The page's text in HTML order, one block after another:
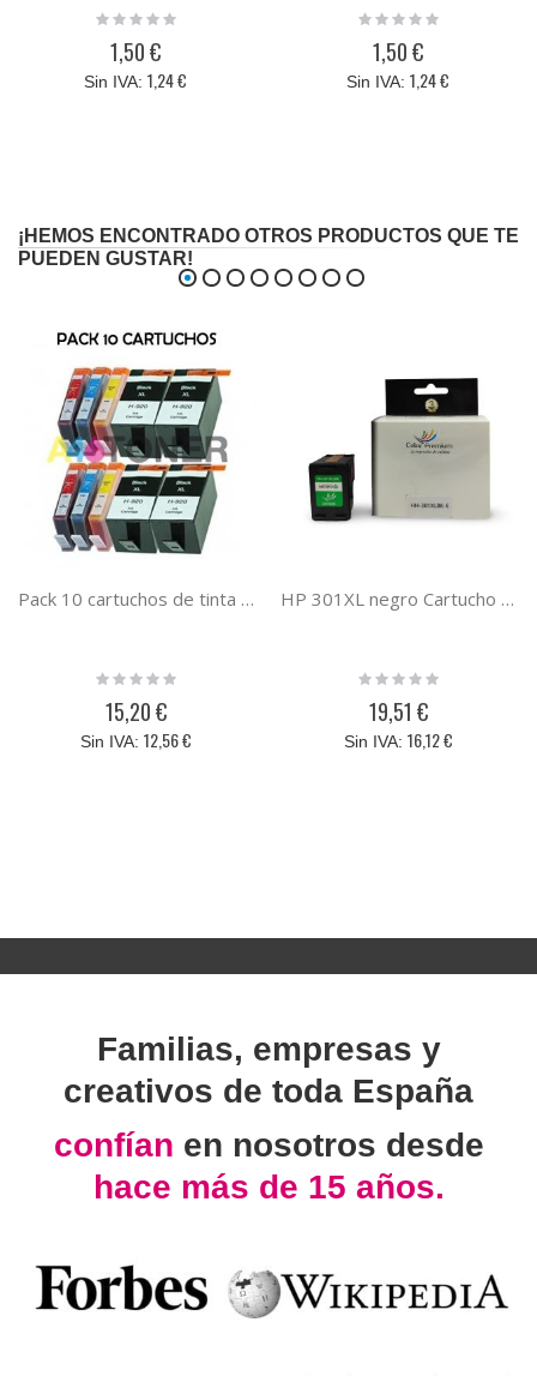
original HP 88XL ( C9388AE )
amarillo
Rating:
1,50 €
1,24 €
original HP 88XL ( C9387AE )
magenta
Rating:
1,50 €
1,24 €
¡HEMOS ENCONTRADO OTROS PRODUCTOS QUE TE
PUEDEN GUSTAR!
Pack 10 cartuchos de tinta HP 920XL compatibles
Rating:
15,20 €
12,56 €
HP 301XL negro Cartucho de tinta compatible con el cartucho original hp CH561EE / CH563EE
Rating:
19,51 €
16,12 €
Familias, empresas y
creativos de toda España
confían en nosotros desde
hace más de 15 años.